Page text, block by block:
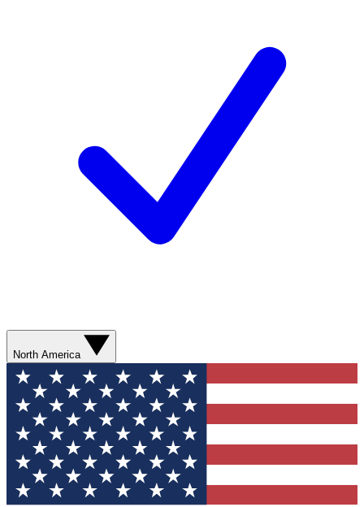
North America